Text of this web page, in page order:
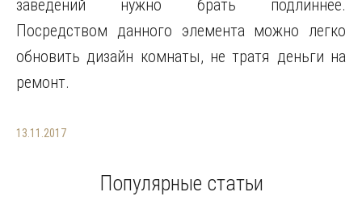
заведений нужно брать подлиннее.
Посредством данного элемента можно легко
обновить дизайн комнаты, не тратя деньги на
ремонт.
13.11.2017
Популярные статьи